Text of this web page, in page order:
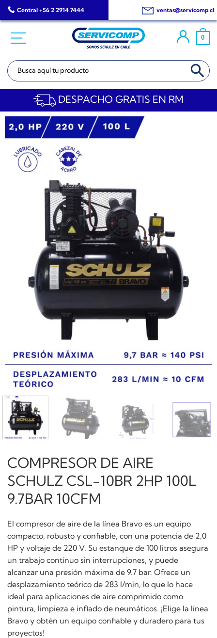
Saltar
al
Central +56 2 2914 7444 ventas@servicomp.cl
0
Buscar: BOTÓN DE
DESPACHO GRATIS EN RM
COMPRESOR DE AIRE
SCHULZ CSL-10BR 2HP 100L
9.7BAR 10CFM
El compresor de aire de la línea Bravo es un equipo
compacto, robusto y confiable, con una potencia de 2,0
HP y voltaje de 220 V. Su estanque de 100 litros asegura
un trabajo continuo sin interrupciones, y puede
alcanzar una presión máxima de 9.7 bar. Ofrece un
desplazamiento teórico de 283 l/min, lo que lo hace
ideal para aplicaciones de aire comprimido como
pintura, limpieza e inflado de neumáticos. ¡Elige la línea
Bravo y obtén un equipo confiable y duradero para tus
proyectos!